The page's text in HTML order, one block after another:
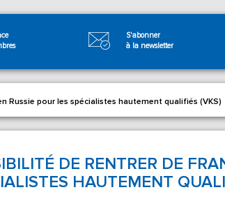
S'abonner
à la newsletter
Russie pour les spécialistes hautement qualifiés (VKS)
DE RENTRER DE
HAUTEMENT